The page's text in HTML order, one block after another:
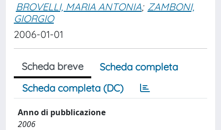
BROVELLI, MARIA ANTONIA; ZAMBONI,
GIORGIO
2006-01-01
Scheda breve
Scheda completa
Scheda completa (DC)
Anno di pubblicazione
2006